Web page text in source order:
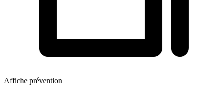
Affiche prévention